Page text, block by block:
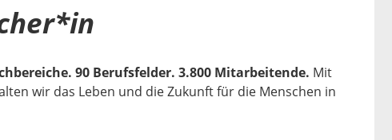
90 Berufsfelder. 3.800 Mitarbeitende. Mit
wir das Leben und die Zukunft für die Menschen in